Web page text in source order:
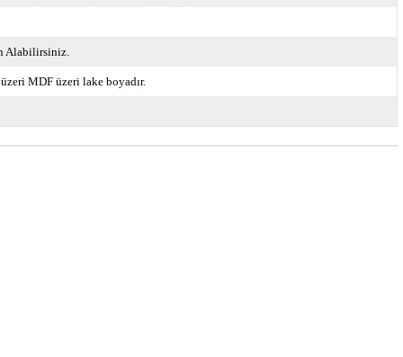
Alabilirsiniz.
MDF üzeri lake boyadır.